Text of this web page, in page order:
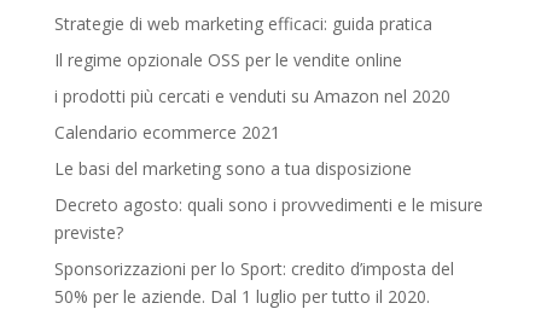
Strategie di web marketing efficaci: guida pratica
Il regime opzionale OSS per le vendite online
i prodotti più cercati e venduti su Amazon nel 2020
Calendario ecommerce 2021
Le basi del marketing sono a tua disposizione
Decreto agosto: quali sono i provvedimenti e le misure
previste?
Sponsorizzazioni per lo Sport: credito d’imposta del
50% per le aziende. Dal 1 luglio per tutto il 2020.